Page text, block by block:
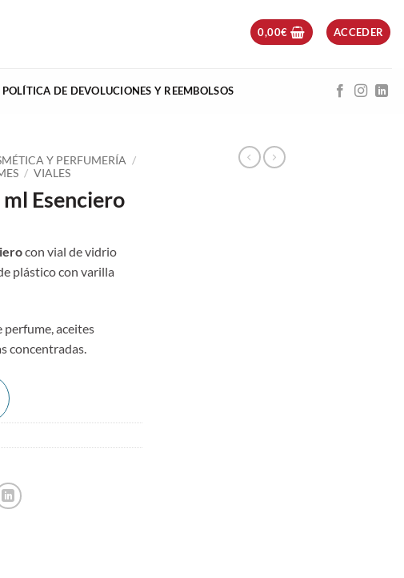
0,00€ ACCEDER
POLÍTICA DE DEVOLUCIONES Y REEMBOLSOS
Y PERFUMERÍA /
/ VIALES
Esenciero
con vial de vidrio
plástico con varilla
perfume, aceites
concentradas.